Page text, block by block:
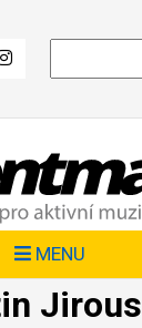
MENU
Jirous